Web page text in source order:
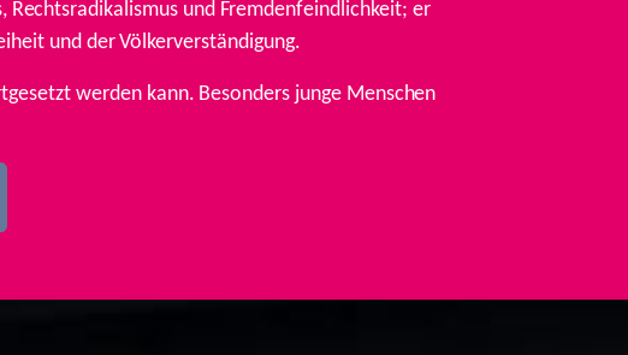
Rechtsradikalismus und Fremdenfeindlichkeit; er
und der Völkerverständigung.
werden kann. Besonders junge Menschen